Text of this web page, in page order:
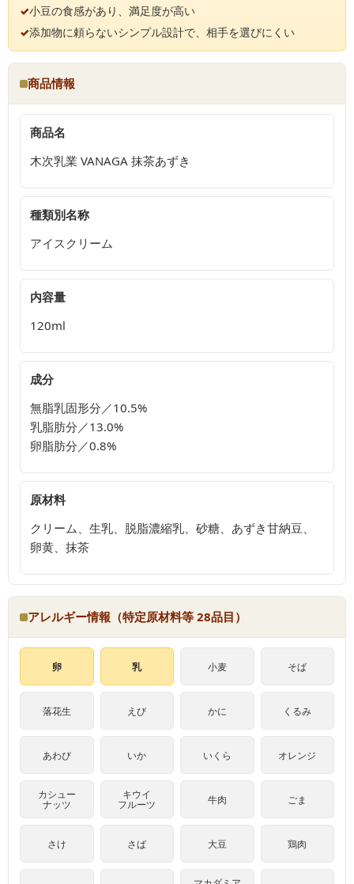
✓小豆の食感があり、満足度が高い
✓添加物に頼らないシンプル設計で、相手を選びにくい
商品情報
商品名
木次乳業 VANAGA 抹茶あずき
種類別名称
アイスクリーム
内容量
120ml
成分
無脂乳固形分／10.5%
乳脂肪分／13.0%
卵脂肪分／0.8%
原材料
クリーム、生乳、脱脂濃縮乳、砂糖、あずき甘納豆、
卵黄、抹茶
アレルギー情報（特定原材料等 28品目）
卵 乳 小麦 そば
落花生 えび かに くるみ
あわび いか いくら オレンジ
カシュー
ナッツ
キウイ
フルーツ 牛肉 ごま
さけ さば 大豆 鶏肉